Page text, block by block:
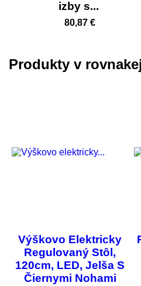
izby s...
80,87 €
Produkty v
Výškovo Elektricky
Regulovaný Stôl,
120cm, LED, Jelša S
Čiernymi Nohami